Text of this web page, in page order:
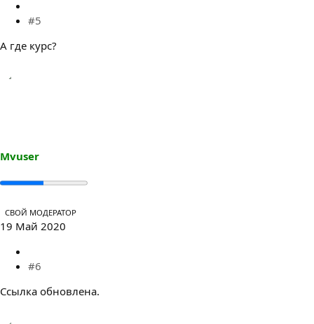
#5
А где курс?
Mvuser
СВОЙ МОДЕРАТОР
19 Май 2020
#6
Ссылка обновлена.